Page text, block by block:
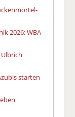
2026: WBA
starten